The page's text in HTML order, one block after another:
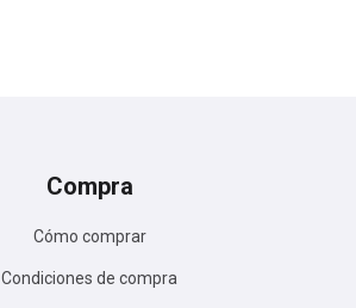
Compra
Cómo comprar
Condiciones de compra